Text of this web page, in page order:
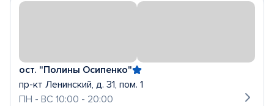
ост. "Полины Осипенко"
пр-кт Ленинский, д. 31, пом. 1
ПН - ВС 10:00 - 20:00